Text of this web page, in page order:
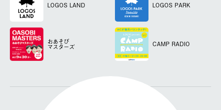
LOGOS LAND LOGOS PARK
おあそび
マスターズ CAMP RADIO